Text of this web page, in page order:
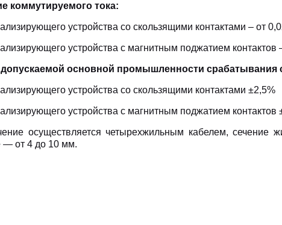
коммутируемого тока:
устройства со скользящими контактами – от
устройства с магнитным поджатием контактов
основной промышленности срабатывания
устройства со скользящими контактами ±2,5%
устройства с магнитным поджатием контактов
осуществляется четырехжильным кабелем,
— от 4 до 10 мм.